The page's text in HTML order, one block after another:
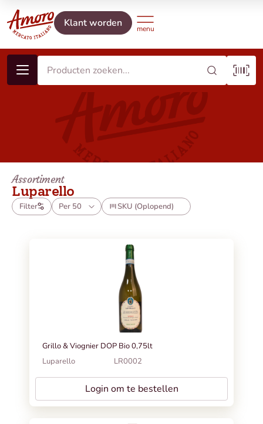
Klant worden
Assortiment
Luparello
Per 50 SKU (Oplopend)
Filter
Grillo & Viognier DOP Bio 0,75lt
Luparello
LR0002
Login om te bestellen